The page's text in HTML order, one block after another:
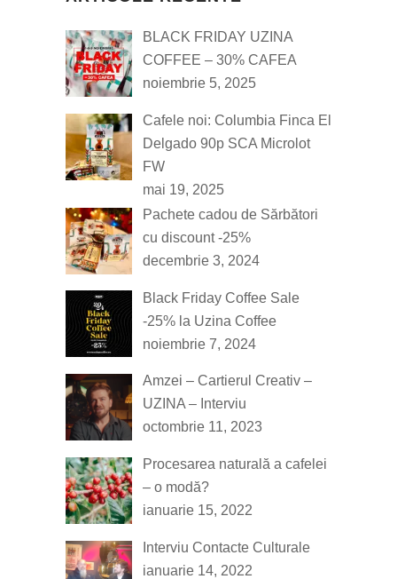
BLACK FRIDAY UZINA
COFFEE – 30% CAFEA
noiembrie 5, 2025
Cafele noi: Columbia Finca El
Delgado 90p SCA Microlot
FW
mai 19, 2025
Pachete cadou de Sărbători
cu discount -25%
decembrie 3, 2024
Black Friday Coffee Sale
-25% la Uzina Coffee
noiembrie 7, 2024
Amzei – Cartierul Creativ –
UZINA – Interviu
octombrie 11, 2023
Procesarea naturală a cafelei
– o modă?
ianuarie 15, 2022
Interviu Contacte Culturale
ianuarie 14, 2022